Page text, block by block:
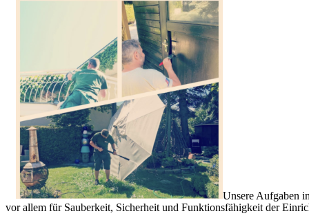
Unsere Aufgaben
vor allem für Sauberkeit, Sicherheit und Funktionsfähigkeit der